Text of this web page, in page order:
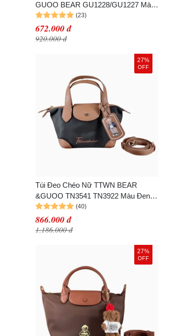
GUOO BEAR GU1228/GU1227 Màu
Be Size S
672.000 đ
920.000 đ
27%
OFF
Túi Đeo Chéo Nữ TTWN BEAR
&GUOO TN3541 TN3922 Màu Đen
Size S+
866.000 đ
1.186.000 đ
27%
OFF